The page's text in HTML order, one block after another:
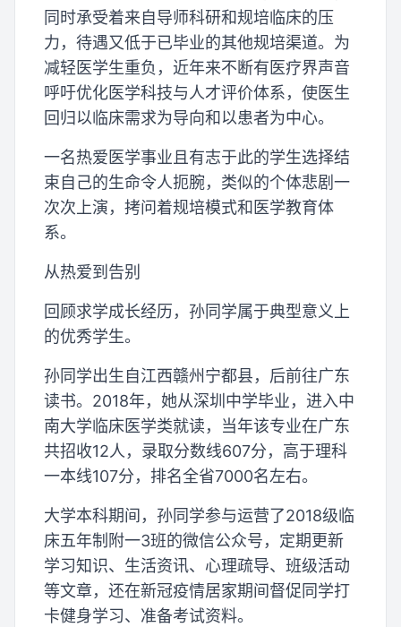
同时承受着来自导师科研和规培临床的压
力，待遇又低于已毕业的其他规培渠道。为
减轻医学生重负，近年来不断有医疗界声音
呼吁优化医学科技与人才评价体系，使医生
回归以临床需求为导向和以患者为中心。
一名热爱医学事业且有志于此的学生选择结
束自己的生命令人扼腕，类似的个体悲剧一
次次上演，拷问着规培模式和医学教育体
系。
从热爱到告别
回顾求学成长经历，孙同学属于典型意义上
的优秀学生。
孙同学出生自江西赣州宁都县，后前往广东
读书。2018年，她从深圳中学毕业，进入中
南大学临床医学类就读，当年该专业在广东
共招收12人，录取分数线607分，高于理科
一本线107分，排名全省7000名左右。
大学本科期间，孙同学参与运营了2018级临
床五年制附一3班的微信公众号，定期更新
学习知识、生活资讯、心理疏导、班级活动
等文章，还在新冠疫情居家期间督促同学打
卡健身学习、准备考试资料。